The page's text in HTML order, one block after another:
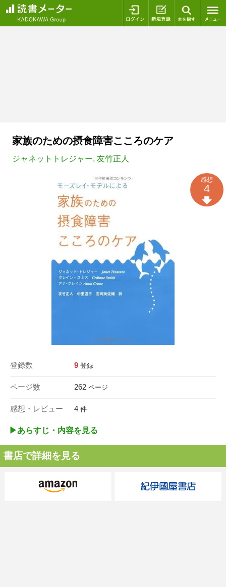
ログイン 新規登録
家族のための摂食障害こころのケア
ジャネットトレジャー, 友竹正人
登録数 9 登録
ページ数 262 ページ
感想・レビュー 4 件
感想
4
▶︎あらすじ・内容を見る
書店で詳細を見る